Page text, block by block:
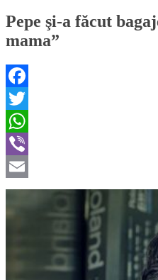
Pepe şi-a făcut
mama”
Facebook
Twitter
WhatsApp
Viber
Email